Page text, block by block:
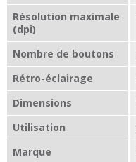
Résolution maximale
(dpi)
Nombre de boutons
Rétro-éclairage
Dimensions
Utilisation
Marque